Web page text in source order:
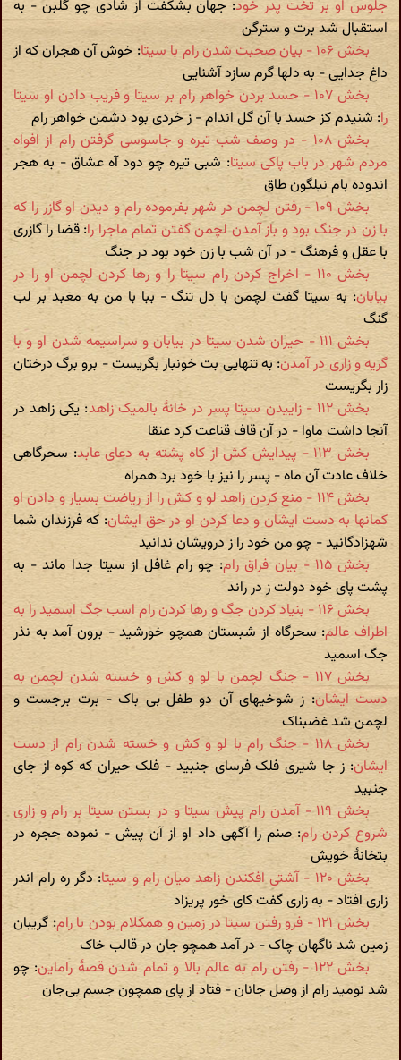
جلوس او بر تخت پدر خود: جهان بشکفت از شادی چو گلبن - به
استقبال شد برت و سترگن
بخش ۱۰۶ - بیان صحبت شدن رام با سیتا
: خوش آن هجران که از
داغ جدایی - به دلها گرم سازد آشنایی
بخش ۱۰۷ - حسد بردن خواهر رام بر سیتا و فریب دادن او سیتا
را: شنیدم کز حسد با آن گل اندام - ز خردی بود دشمن خواهر رام
بخش ۱۰۸ - در وصف شب تیره و جاسوسی گرفتن رام از افواه
مردم شهر در باب پاکی سیتا: شبی تیره چو دود آه عشاق - به هجر
اندوده بام نیلگون طاق
بخش ۱۰۹ - رفتن لچمن در شهر بفرموده رام و دیدن او گازر را که
با زن در جنگ بود و باز آمدن لچمن گفتن تمام ماجرا را: قضا را گازری
با عقل و فرهنگ - در آن شب با زن خود بود در جنگ
بخش ۱۱۰ - اخراج کردن رام سیتا را و رها کردن لچمن او را در
بیابان: به سیتا گفت لچمن با دل تنگ - ببا با من به معبد بر لب
گنگ
بخش ۱۱۱ - حیران شدن سیتا در بیابان و سراسیمه شدن او و با
گریه و زاری در آمدن: به تنهایی بت خونبار بگریست - برو برگ درختان
زار بگریست
بخش ۱۱۲ - زاییدن سیتا پسر در خانۀ بالمیک زاهد
: یکی زاهد در
آنجا داشت ماوا - در آن قاف قناعت کرد عنقا
بخش ۱۱۳ - پیدایش کش از کاه پشته به دعای عابد
: سحرگاهی
خلاف عادت آن ماه - پسر را نیز با خود برد همراه
بخش ۱۱۴ - منع کردن زاهد لو و کش را از ریاضت بسیار و دادن او
کمانها به دست ایشان و دعا کردن او در حق ایشان: که فرزندان شما
شهزادگانید - چو من خود را ز درویشان ندانید
بخش ۱۱۵ - بیان فراق رام
: چو رام غافل از سیتا جدا ماند - به
پشت پای خود دولت ز در راند
بخش ۱۱۶ - بنیاد کردن جگ و رها کردن رام اسب جگ اسمید را به
اطراف عالم: سحرگاه از شبستان همچو خورشید - برون آمد به نذر
جگ اسمید
بخش ۱۱۷ - جنگ لچمن با لو و کش و خسته شدن لچمن به
دست ایشان: ز شوخیهای آن دو طفل بی باک - برت برجست و
لچمن شد غضبناک
بخش ۱۱۸ - جنگ رام با لو و کش و خسته شدن رام از دست
ایشان: ز جا شیری فلک فرسای جنبید - فلک حیران که کوه از جای
جنبید
بخش ۱۱۹ - آمدن رام پیش سیتا و در بستن سیتا بر رام و زاری
شروع کردن رام: صنم را آگهی داد او از آن پیش - نموده حجره در
بتخانۀ خویش
بخش ۱۲۰ - آشتی افکندن زاهد میان رام و سیتا
: دگر ره رام اندر
زاری افتاد - به زاری گفت کای خور پریزاد
بخش ۱۲۱ - فرو رفتن سیتا در زمین و همکلام بودن با رام
: گریبان
زمین شد ناگهان چاک - در آمد همچو جان در قالب خاک
بخش ۱۲۲ - رفتن رام به عالم بالا و تمام شدن قصۀ راماین
: چو
شد نومید رام از وصل جانان - فتاد از پای همچون جسم بی‌جان